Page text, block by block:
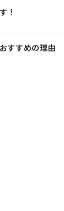
！
すすめの理由